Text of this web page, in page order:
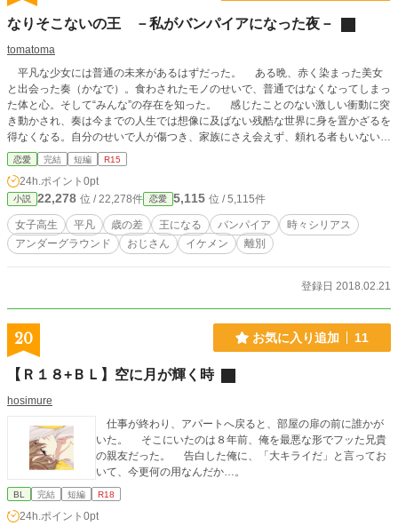
なりそこないの王 －私がバンパイアになった夜－
tomatoma
平凡な少女には普通の未来があるはずだった。 ある晩、赤く染まった美女
と出会った奏（かなで）。食わされたモノのせいで、普通ではなくなってしまっ
た体と心。そして“みんな”の存在を知った。 感じたことのない激しい衝動に突
き動かされ、奏は今までの人生では想像に及ばない残酷な世界に身を置かざるを
得なくなる。自分のせいで人が傷つき、家族にさえ会えず、頼れる者もいない。
加えて、この感情は自分のものなのかも分からず、苦しみ、泣けず、死ぬことも
できない。 そんなつらい時、寄り添ってくれた人がいた。偽りの生活だとは
わかっていたけれど、短くもあたたかい日々に癒され、奏は自分の心を信じるこ
とができるようになる。 その人を守るため、みんなを守るため、奏は王にな
ることを選んだ。それは決別を意味していた。 ただ生きていてほしかった。
決して戻ることはできない。でも後悔はしていない。 そして二人は再会す
る。あの時のように触れることは叶わないけれど、もう一度だけ―――― と
口調で語る台詞のない短編です。ぜひ想像を膨らませてお読みください。 タ
恋愛 完結 短編 R15
24h.ポイント 0pt
小説 22,278 位 / 22,278件 恋愛 5,115 位 / 5,115件
女子高生 平凡 歳の差 王になる バンパイア
時々シリアス
アンダーグラウンド
おじさん イケメン 離別
登録日 2018.02.21
20 お気に入り追加 11
【Ｒ１８+ＢＬ】空に月が輝く時
hosimure
仕事が終わり、アパートへ戻ると、部屋の扉の前に誰かが
いた。 そこにいたのは８年前、俺を最悪な形でフッた兄貴
の親友だった。 告白した俺に、「大キライだ」と言ってお
いて、今更何の用なんだか…。
BL 完結 短編 R18
24h.ポイント 0pt